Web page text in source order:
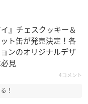
イ』チェスクッキー＆
ト缶が発売決定！各
ンのオリジナルデザ
見
4コメント
！